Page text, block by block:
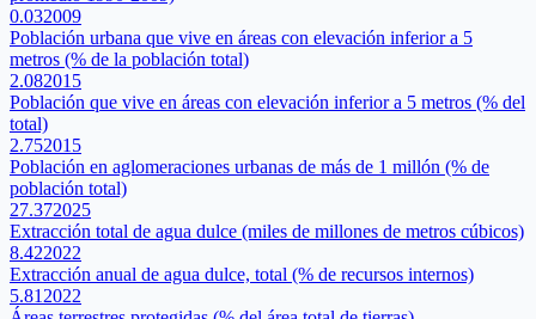
0.032009
Población urbana que vive en áreas con elevación inferior a 5
metros (% de la población total)
2.082015
Población que vive en áreas con elevación inferior a 5 metros (% del
total)
2.752015
Población en aglomeraciones urbanas de más de 1 millón (% de
población total)
27.372025
Extracción total de agua dulce (miles de millones de metros cúbicos)
8.422022
Extracción anual de agua dulce, total (% de recursos internos)
5.81 2022